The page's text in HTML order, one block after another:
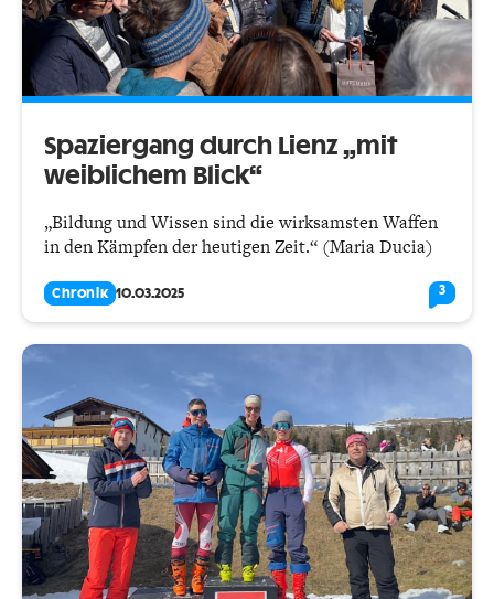
Spaziergang durch Lienz „mit
weiblichem Blick“
„Bildung und Wissen sind die wirksamsten Waffen
in den Kämpfen der heutigen Zeit.“ (Maria Ducia)
Chronik 10.03.2025 3